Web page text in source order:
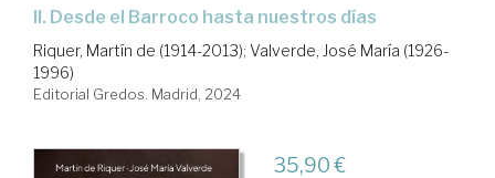
II. Desde el Barroco hasta nuestros días
Riquer, Martín de (1914-2013); Valverde, José María (1926-
1996)
Editorial Gredos. Madrid, 2024
35,90 €